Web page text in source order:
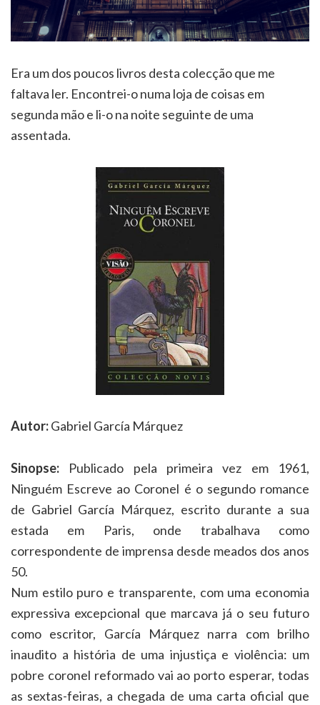
Era um dos poucos livros desta colecção que me
faltava ler. Encontrei-o numa loja de coisas em
segunda mão e li-o na noite seguinte de uma
assentada.
Autor:Gabriel García Márquez
Sinopse: Publicado pela primeira vez em 1961,
Ninguém Escreve ao Coronel é o segundo romance
de Gabriel García Márquez, escrito durante a sua
estada em Paris, onde trabalhava como
correspondente de imprensa desde meados dos anos
50.
Num estilo puro e transparente, com uma economia
expressiva excepcional que marcava já o seu futuro
como escritor, García Márquez narra com brilho
inaudito a história de uma injustiça e violência: um
pobre coronel reformado vai ao porto esperar, todas
as sextas-feiras, a chegada de uma carta oficial que